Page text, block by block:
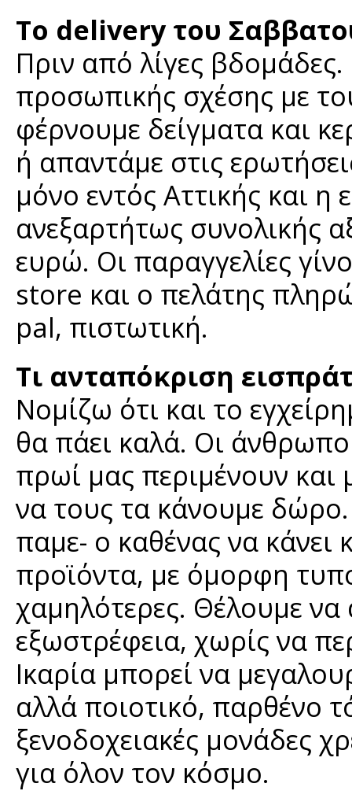
Το delivery του
Πριν από λίγες
προσωπικής σχέσης με
φέρνουμε δείγματα και
ή απαντάμε στις
μόνο εντός Αττικής και
ανεξαρτήτως συνολικής
ευρώ. Οι παραγγελίες
store και ο πελάτης
pal, πιστωτική.
Τι ανταπόκριση
Νομίζω ότι και το
θα πάει καλά. Οι
πρωί μας περιμένουν και
να τους τα κάνουμε
παμε- ο καθένας να κάνει
προϊόντα, με όμορφη
χαμηλότερες. Θέλουμε
εξωστρέφεια, χωρίς να
Ικαρία μπορεί να
αλλά ποιοτικό, παρθένο
ξενοδοχειακές μονάδες
για όλον τον κόσμο.